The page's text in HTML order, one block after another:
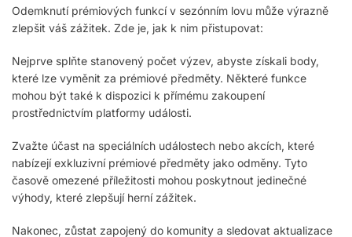
Odemknutí prémiových funkcí v sezónním lovu může výrazně
zlepšit váš zážitek. Zde je, jak k nim přistupovat:
Nejprve splňte stanovený počet výzev, abyste získali body,
které lze vyměnit za prémiové předměty. Některé funkce
mohou být také k dispozici k přímému zakoupení
prostřednictvím platformy události.
Zvažte účast na speciálních událostech nebo akcích, které
nabízejí exkluzivní prémiové předměty jako odměny. Tyto
časově omezené příležitosti mohou poskytnout jedinečné
výhody, které zlepšují herní zážitek.
Nakonec, zůstat zapojený do komunity a sledovat aktualizace